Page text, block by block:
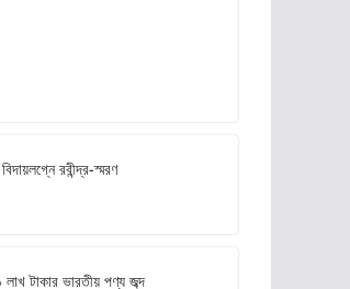
রবীন্দ্র-স্মরণ
লাখ টাকার ভারতীয় পণ্য জব্দ